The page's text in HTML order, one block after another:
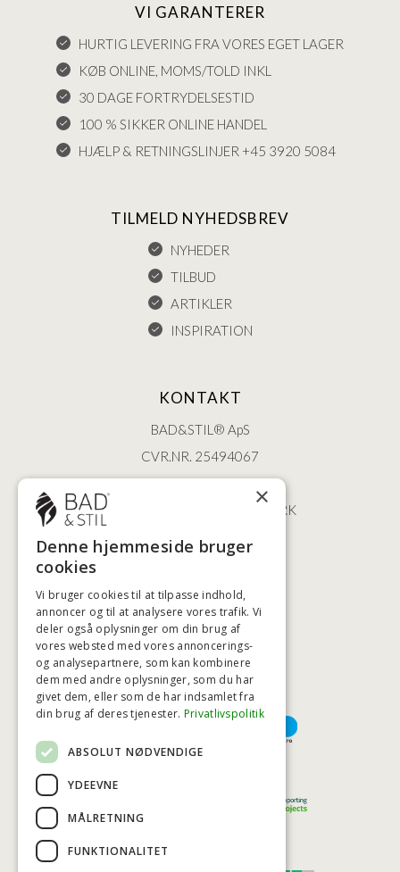
VI GARANTERER
HURTIG LEVERING FRA VORES EGET LAGER
KØB ONLINE, MOMS/TOLD INKL
30 DAGE FORTRYDELSESTID
100 % SIKKER ONLINE HANDEL
HJÆLP & RETNINGSLINJER +45 3920 5084
TILMELD NYHEDSBREV
NYHEDER
TILBUD
ARTIKLER
INSPIRATION
KONTAKT
BAD&STIL® ApS
CVR.NR. 25494067
ØSTERBROGADE 202
2100 KØBENHAVN • DANMARK
+45 3920 5084
HØJESTE KREDITVÆRDIGHED
BETALINGSMULIGHEDER
TRUST SCORE 4,7
×
Denne hjemmeside bruger
cookies
Vi bruger cookies til at tilpasse indhold,
annoncer og til at analysere vores trafik. Vi
deler også oplysninger om din brug af
vores websted med vores annoncerings-
og analysepartnere, som kan kombinere
dem med andre oplysninger, som du har
givet dem, eller som de har indsamlet fra
din brug af deres tjenester. Privatlivspolitik
ABSOLUT NØDVENDIGE
YDEEVNE
MÅLRETNING
FUNKTIONALITET